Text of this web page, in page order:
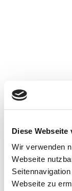
Diese Webseite
Wir verwenden
Webseite
Webseite zu